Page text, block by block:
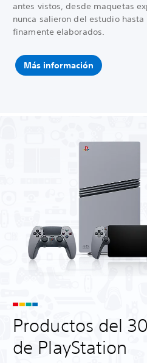
antes vistos, desde maquetas
nunca salieron del estudio
finamente elaborados.
Más información
Productos del
de PlayStation